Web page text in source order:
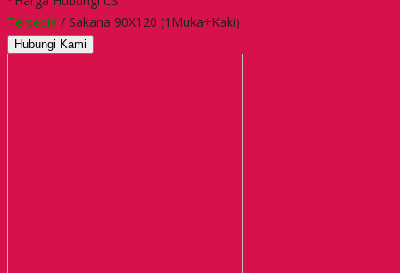
Tersedia / Sakana 90X120 (1Muka+Kaki)
Hubungi Kami